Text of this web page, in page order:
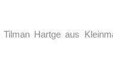
Hartge aus